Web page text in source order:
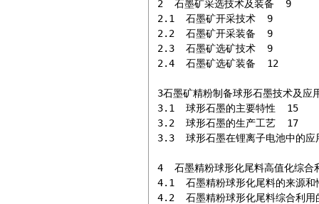
2  石墨矿采选技术及装备  9
2.1  石墨矿开采技术  9
2.2  石墨矿开采装备  9
2.3  石墨矿选矿技术  9
2.4  石墨矿选矿装备  12
3石墨矿精粉制备球形石墨技术及
3.1  球形石墨的主要特性  15
3.2  球形石墨的生产工艺  17
3.3  球形石墨在锂离子电池中的
4  石墨精粉球形化尾料高值化综
4.1  石墨精粉球形化尾料的来源
4.2  石墨精粉球形化尾料综合利